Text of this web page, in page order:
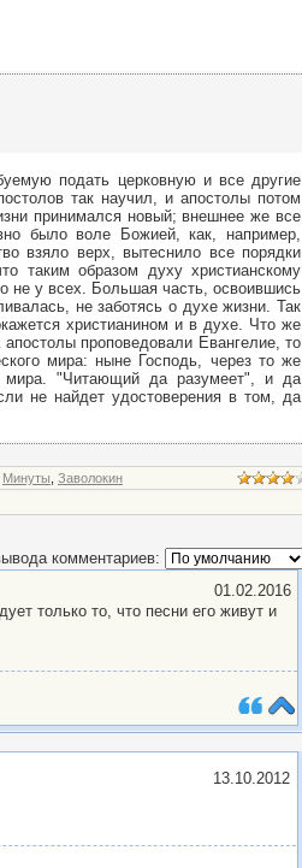
подать церковную и все другие
так научил, и апостолы потом
принимался новый; внешнее же все
было воле Божией, как, например,
взяло верх, вытеснило все порядки
таким образом духу христианскому
не у всех. Большая часть, освоившись
не заботясь о духе жизни. Так
христианином и в духе. Что же
проповедовали Евангелие, то
мира: ныне Господь, через то же
мира. "Читающий да разумеет", и да
не найдет удостоверения в том, да
Минуты Заволокин
комментариев:
01.02.2016
только то, что песни его живут и
13.10.2012